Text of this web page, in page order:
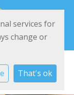
services for
change or
That's ok